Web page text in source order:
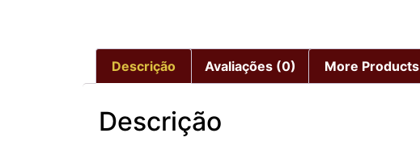
Descrição Avaliações (0) More Products
Descrição